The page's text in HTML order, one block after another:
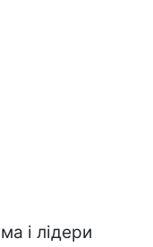
і лідери